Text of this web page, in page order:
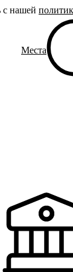
Снегурочки
Романовых
столица
столица
Места
с нашей